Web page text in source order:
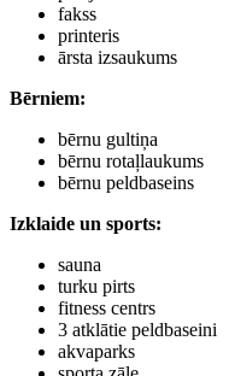
fakss
printeris
ārsta izsaukums
Bērniem:
bērnu gultiņa
bērnu rotaļlaukums
bērnu peldbaseins
Izklaide un sports:
sauna
turku pirts
fitness centrs
3 atklātie peldbaseini
akvaparks